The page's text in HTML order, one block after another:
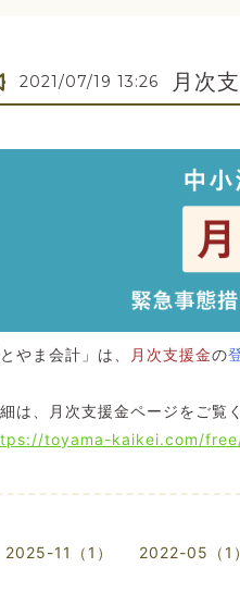
2021/07/19 13:26 月次
とやま会計」は、 月次支援金の
は、月次支援金ページをご覧
toyama-kaikei.com/
2025-11（1） 2022-05（1）